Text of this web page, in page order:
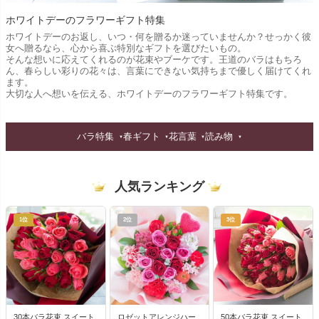
ホワイトデーのフラワーギフト特集
ホワイトデーのお返し、いつ・何を贈るか迷っていませんか？せっかく彼
女へ贈るなら、心から喜ぶ特別なギフトを選びたいもの。
そんな想いに応えてくれるのが花束やブーケです。王道のバラはもちろ
ん、春らしい彩りの花々は、言葉にできない気持ちまで優しく届けてくれ
ます。
大切な人へ想いを伝える、ホワイトデーのフラワーギフト特集です。
バラ特集 春ギフト 花言葉 読み物
人気ランキング
1位
30本バラ花束 スイート
2位
ロゼットアレンジハー
3位
50本バラ花束 スイート